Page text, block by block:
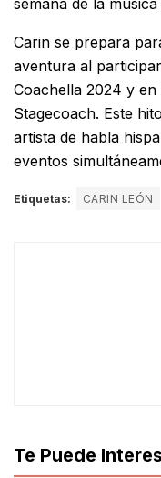
Carin se prepara
aventura al
Coachella 2024 y
Stagecoach. Este
artista de habla
eventos
Etiquetas: CARIN LEÓN
Te Puede